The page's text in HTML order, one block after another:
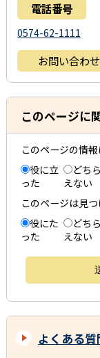
電話番号
0574-62-1111
お問い合わ
このページに
このページの情
役に立
った
どち
えない
このページは見
役にた
った
どち
えない
よくある質